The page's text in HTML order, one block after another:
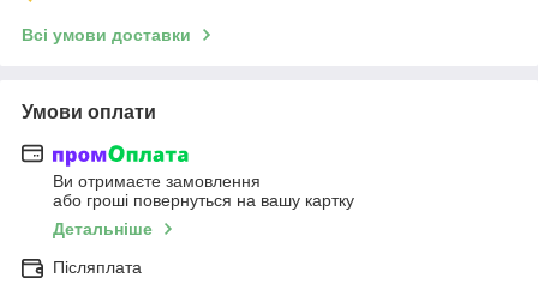
Всі умови доставки
Умови оплати
Ви отримаєте замовлення
або гроші повернуться на вашу картку
Детальніше
Післяплата